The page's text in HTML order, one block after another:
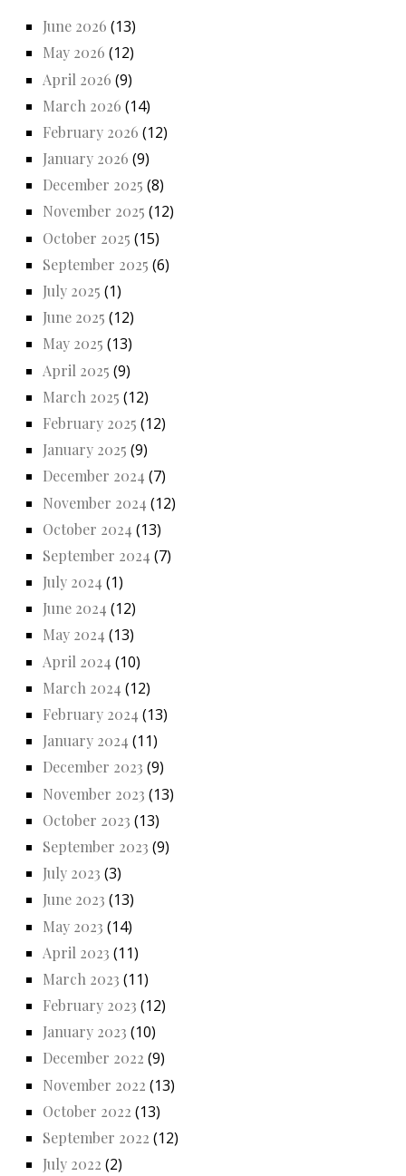
June 2026 (13)
May 2026 (12)
April 2026 (9)
March 2026 (14)
February 2026 (12)
January 2026 (9)
December 2025 (8)
November 2025 (12)
October 2025 (15)
September 2025 (6)
July 2025 (1)
June 2025 (12)
May 2025 (13)
April 2025 (9)
March 2025 (12)
February 2025 (12)
January 2025 (9)
December 2024 (7)
November 2024 (12)
October 2024 (13)
September 2024 (7)
July 2024 (1)
June 2024 (12)
May 2024 (13)
April 2024 (10)
March 2024 (12)
February 2024 (13)
January 2024 (11)
December 2023 (9)
November 2023 (13)
October 2023 (13)
September 2023 (9)
July 2023 (3)
June 2023 (13)
May 2023 (14)
April 2023 (11)
March 2023 (11)
February 2023 (12)
January 2023 (10)
December 2022 (9)
November 2022 (13)
October 2022 (13)
September 2022 (12)
July 2022 (2)